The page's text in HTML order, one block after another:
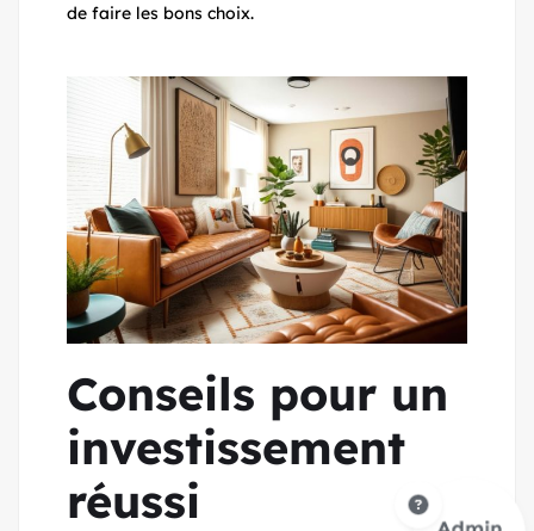
de faire les bons choix.
Conseils pour un
investissement
réussi